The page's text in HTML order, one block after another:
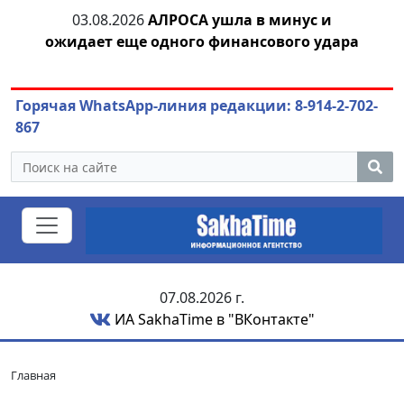
04.08.2026Маринычев у Путина: смотрины
или антикризисный разбор?
Горячая WhatsApp-линия редакции: 8-914-2-702-
867
07.08.2026 г.
ИА SakhaTime в "ВКонтакте"
Главная